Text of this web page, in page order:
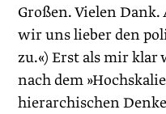
Großen. Vielen
wir uns lieber den
zu.«) Erst als mir klar
nach dem
hierarchischen